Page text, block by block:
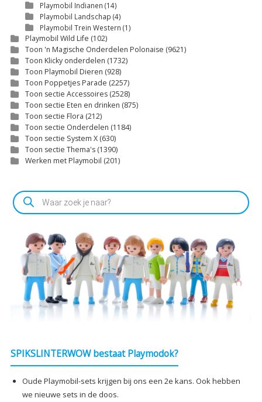
Playmobil Indianen (14)
Playmobil Landschap (4)
Playmobil Trein Western (1)
Playmobil Wild Life (102)
Toon 'n Magische Onderdelen Polonaise (9621)
Toon Klicky onderdelen (1732)
Toon Playmobil Dieren (928)
Toon Poppetjes Parade (2257)
Toon sectie Accessoires (2528)
Toon sectie Eten en drinken (875)
Toon sectie Flora (212)
Toon sectie Onderdelen (1184)
Toon sectie System X (630)
Toon sectie Thema's (1390)
Werken met Playmobil (201)
Producten
zoeken
SPIKSLINTERWOW bestaat Playmodok?
Oude Playmobil-sets krijgen bij ons een 2e kans. Ook hebben
we nieuwe sets in de doos.